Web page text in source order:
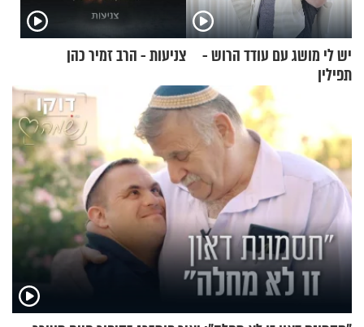
יש לי מושג עם עודד הרוש -
תפילין
צניעות - הרב זמיר כהן